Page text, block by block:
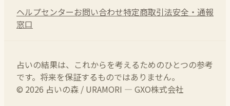
ヘルプセンターお問い合わせ特定商取引法安全・通報
窓口
占いの結果は、これからを考えるためのひとつの参考
です。将来を保証するものではありません。
© 2026 占いの森 / URAMORI — GXO株式会社